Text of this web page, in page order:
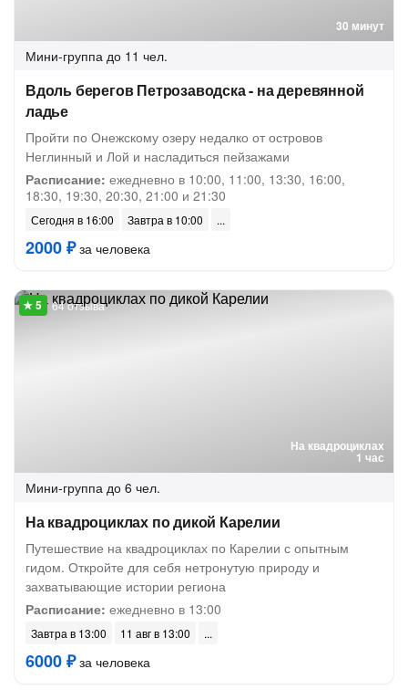
30 минут
Мини-группа до 11 чел.
Вдоль берегов Петрозаводска - на деревянной
ладье
Пройти по Онежскому озеру недалко от островов
Неглинный и Лой и насладиться пейзажами
Расписание: ежедневно в 10:00, 11:00, 13:30, 16:00,
18:30, 19:30, 20:30, 21:00 и 21:30
Сегодня в 16:00 Завтра в 10:00
2000 ₽за человека
На квадроциклах
1 час
64 отзыва
Мини-группа до 6 чел.
На квадроциклах по дикой Карелии
Путешествие на квадроциклах по Карелии с опытным
гидом. Откройте для себя нетронутую природу и
захватывающие истории региона
Расписание: ежедневно в 13:00
Завтра в 13:00 11 авг в 13:00
6000 ₽за человека